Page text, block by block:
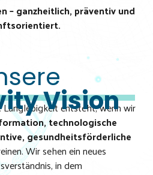
– ganzheitlich, präventiv und
Vision
entsteht, wenn wir
technologische
gesundheitsförderliche
Wir sehen ein neues
in dem